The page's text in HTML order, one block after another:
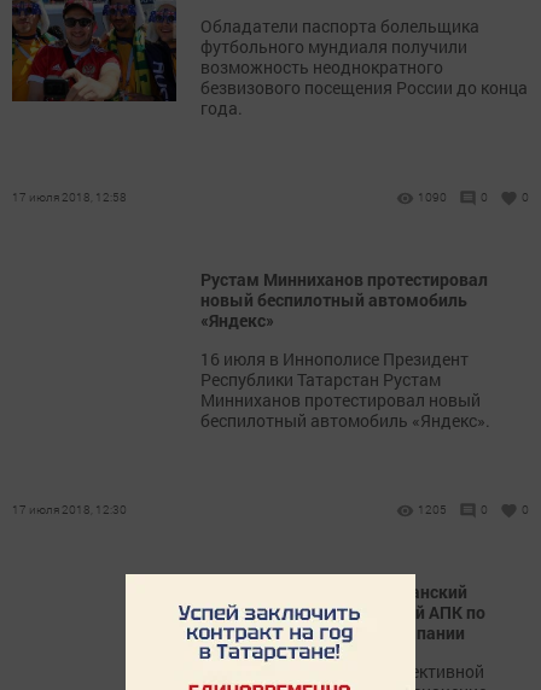
Обладатели паспорта болельщика
футбольного мундиаля получили
возможность неоднократного
безвизового посещения России до конца
года.
17 июля 2018, 12:58 1090 0 0
Рустам Минниханов протестировал
новый беспилотный автомобиль
«Яндекс»
16 июля в Иннополисе Президент
Республики Татарстан Рустам
Минниханов протестировал новый
беспилотный автомобиль «Яндекс».
17 июля 2018, 12:30 1205 0 0
Скоро стартует республиканский
конкурс среди предприятий АПК по
готовности уборочной компании
Для своевременной и эффективной